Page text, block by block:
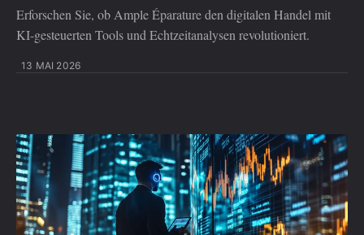
Erforschen Sie, ob Ample Éparature den digitalen Handel mit
KI-gesteuerten Tools und Echtzeitanalysen revolutioniert.
13 MAI 2026